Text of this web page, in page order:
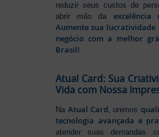
reduzir seus custos de
abrir mão da excelência
Aumente sua lucratividade
negócio com a melhor
Brasil!
Atual Card: Sua
Vida com Nossa
Na Atual Card , unimos
tecnologia avançada e
atender suas demandas